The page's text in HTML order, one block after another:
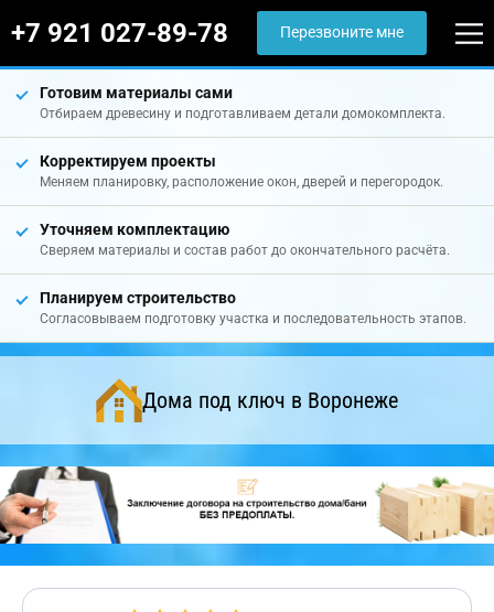
+7 921 027-89-78 Перезвоните мне
Готовим материалы сами
Отбираем древесину и подготавливаем детали домокомплекта.
Корректируем проекты
Меняем планировку, расположение окон, дверей и перегородок.
Уточняем комплектацию
Сверяем материалы и состав работ до окончательного расчёта.
Планируем строительство
Согласовываем подготовку участка и последовательность этапов.
Дома под ключ в Воронеже